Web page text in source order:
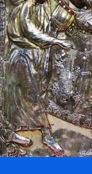
Entertainment
Arts & Culture
Mykonos
Mykonos Ticker TV
Sport